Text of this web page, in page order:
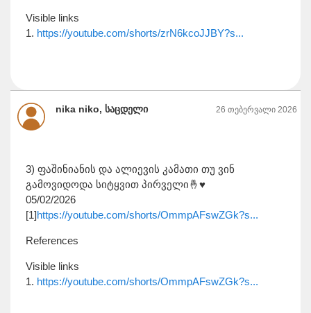
Visible links
1. https://youtube.com/shorts/zrN6kcoJJBY?s...
nika niko, საცდელი 26 თებერვალი 2026
3) ფაშინიანის და ალიევის კამათი თუ ვინ
გამოვიდოდა სიტყვით პირველი🤞♥️
05/02/2026
[1]https://youtube.com/shorts/OmmpAFswZGk?s...
References
Visible links
1. https://youtube.com/shorts/OmmpAFswZGk?s...